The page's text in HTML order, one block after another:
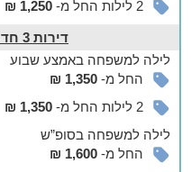
2 לילות החל מ-
1,250 ₪
דירות 3 חדרי שינה ומשרד
לילהלמשפחה באמצע שבוע
החל מ-1,350 ₪
2 לילות החל מ-
1,350 ₪
לילהלמשפחה בסופ”ש
החל מ-1,600 ₪